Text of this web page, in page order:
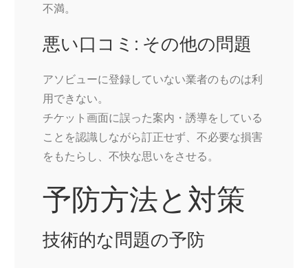
不満。
悪い口コミ: その他の問題
アソビューに登録していない業者のものは利
用できない。
チケット画面に誤った案内・誘導をしている
ことを認識しながら訂正せず、不必要な損害
をもたらし、不快な思いをさせる。
予防方法と対策
技術的な問題の予防